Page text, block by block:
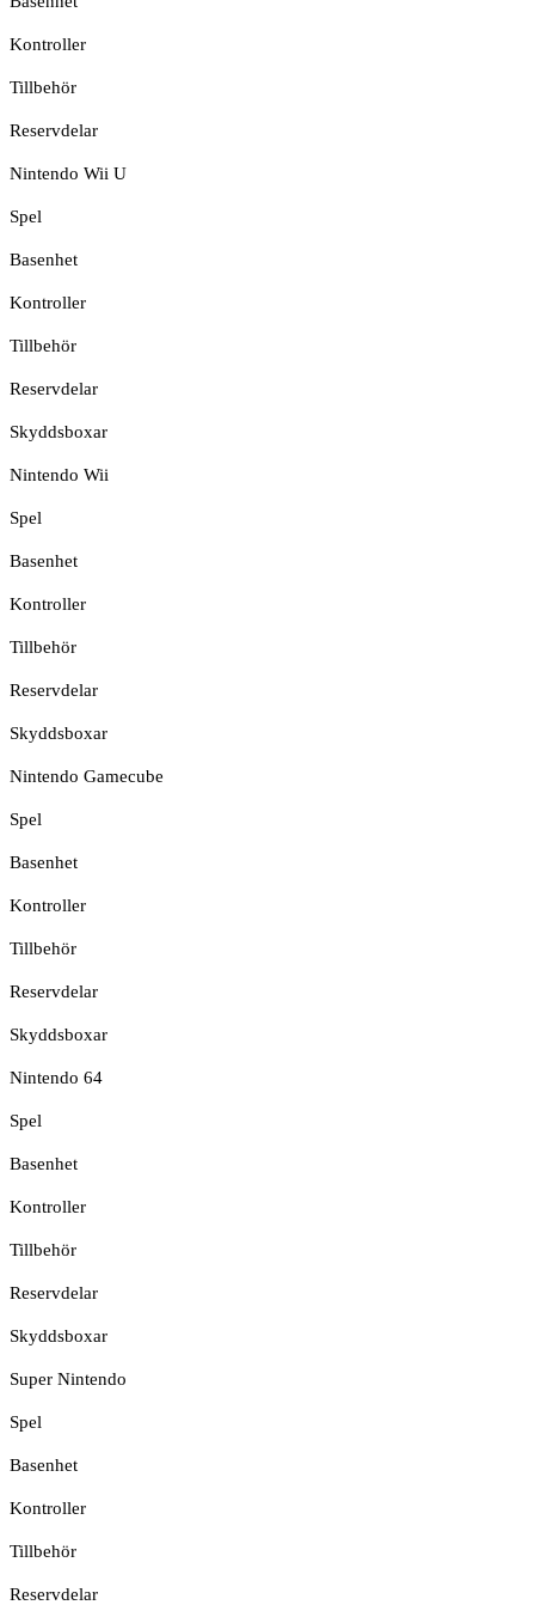
Kontroller
Tillbehör
Reservdelar
Nintendo Wii U
Spel
Basenhet
Kontroller
Tillbehör
Reservdelar
Skyddsboxar
Nintendo Wii
Spel
Basenhet
Kontroller
Tillbehör
Reservdelar
Skyddsboxar
Nintendo Gamecube
Spel
Basenhet
Kontroller
Tillbehör
Reservdelar
Skyddsboxar
Nintendo 64
Spel
Basenhet
Kontroller
Tillbehör
Reservdelar
Skyddsboxar
Super Nintendo
Spel
Basenhet
Kontroller
Tillbehör
Reservdelar